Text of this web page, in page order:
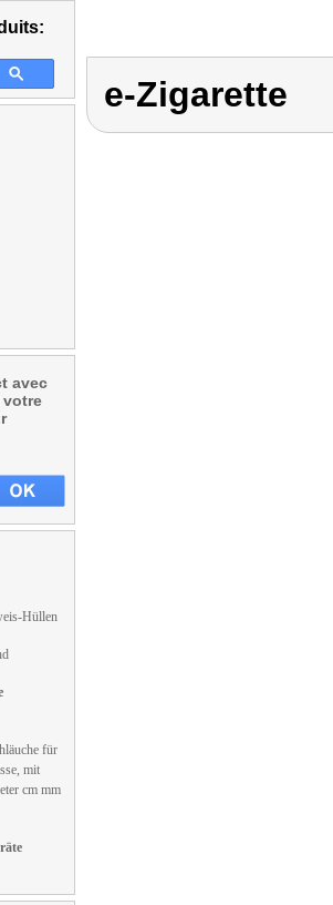
avec
votre
Hüllen
für
mit
cm mm
e-Zigarette